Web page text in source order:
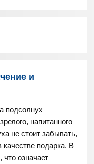
и
подсолнух —
напитанного
не стоит забывать,
качестве подарка. В
что означает